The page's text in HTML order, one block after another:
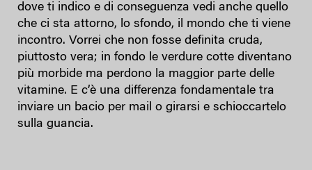
dove ti indico e di conseguenza vedi anche quello
che ci sta attorno, lo sfondo, il mondo che ti viene
incontro. Vorrei che non fosse definita cruda,
piuttosto vera; in fondo le verdure cotte diventano
più morbide ma perdono la maggior parte delle
vitamine. E c’è una differenza fondamentale tra
inviare un bacio per mail o girarsi e schioccartelo
sulla guancia.